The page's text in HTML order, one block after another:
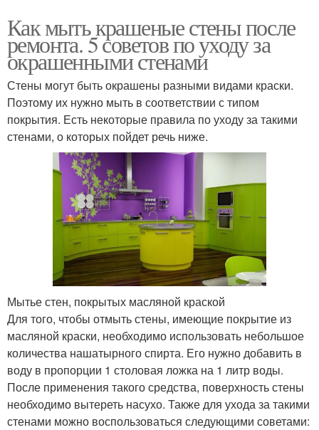
Как мыть крашеные стены после
ремонта. 5 советов по уходу за
окрашенными стенами
Стены могут быть окрашены разными видами краски.
Поэтому их нужно мыть в соответствии с типом
покрытия. Есть некоторые правила по уходу за такими
стенами, о которых пойдет речь ниже.
Мытье стен, покрытых масляной краской
Для того, чтобы отмыть стены, имеющие покрытие из
масляной краски, необходимо использовать небольшое
количества нашатырного спирта. Его нужно добавить в
воду в пропорции 1 столовая ложка на 1 литр воды.
После применения такого средства, поверхность стены
необходимо вытереть насухо. Также для ухода за такими
стенами можно воспользоваться следующими советами: